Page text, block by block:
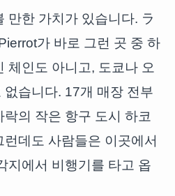
만한 가치가 있습니다. ラ
가 바로 그런 곳 중 하
체인도 아니고, 도쿄나 오
습니다. 17개 매장 전부
의 작은 항구 도시 하코
데도 사람들은 이곳에서
지에서 비행기를 타고 옵